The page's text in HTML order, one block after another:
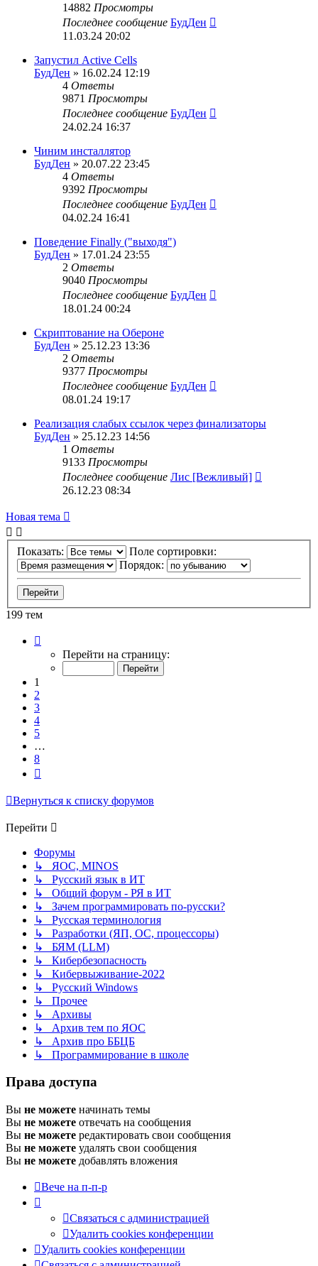
14882 Просмотры
Последнее сообщение БудДен
11.03.24 20:02
Запустил Active Cells
БудДен » 16.02.24 12:19
4 Ответы
9871 Просмотры
Последнее сообщение БудДен
24.02.24 16:37
Чиним инсталлятор
БудДен » 20.07.22 23:45
4 Ответы
9392 Просмотры
Последнее сообщение БудДен
04.02.24 16:41
Поведение Finally ("выходя")
БудДен » 17.01.24 23:55
2 Ответы
9040 Просмотры
Последнее сообщение БудДен
18.01.24 00:24
Скриптование на Обероне
БудДен » 25.12.23 13:36
2 Ответы
9377 Просмотры
Последнее сообщение БудДен
08.01.24 19:17
Реализация слабых ссылок через финализаторы
БудДен » 25.12.23 14:56
1 Ответы
9133 Просмотры
Последнее сообщение Лис [Вежливый]
26.12.23 08:34
Новая тема
Показать:
Поле сортировки:
Порядок:
199 тем
Перейти на страницу:
1
2
3
4
5
…
8
Вернуться к списку форумов
Перейти
Форумы
↳ ЯОС, MINOS
↳ Русский язык в ИТ
↳ Общий форум - РЯ в ИТ
↳ Зачем программировать по-русски?
↳ Русская терминология
↳ Разработки (ЯП, ОС, процессоры)
↳ БЯМ (LLM)
↳ Кибербезопасность
↳ Кибервыживание-2022
↳ Русский Windows
↳ Прочее
↳ Архивы
↳ Архив тем по ЯОС
↳ Архив про ББЦБ
↳ Программирование в школе
Права доступа
Вы не можете начинать темы
Вы не можете отвечать на сообщения
Вы не можете редактировать свои сообщения
Вы не можете удалять свои сообщения
Вы не можете добавлять вложения
Вече на п-п-р
Связаться с администрацией
Удалить cookies конференции
Удалить cookies конференции